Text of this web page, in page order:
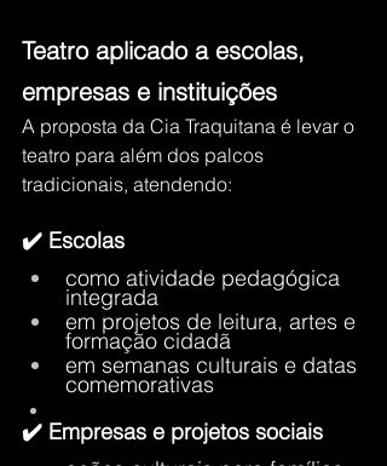
Teatro aplicado a escolas,
empresas e instituições
A proposta da Cia Traquitana é levar o
teatro para além dos palcos
tradicionais, atendendo:
✔️ Escolas
como atividade pedagógica
integrada
em projetos de leitura, artes e
formação cidadã
em semanas culturais e datas
comemorativas
✔️ Empresas e projetos sociais